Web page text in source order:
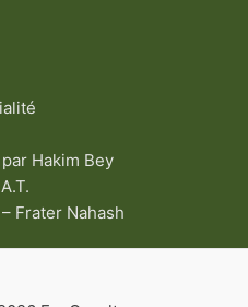
Hakim Bey
Frater Nahash